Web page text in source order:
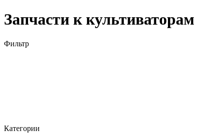
Запчасти к культиваторам
Фильтр
Категории